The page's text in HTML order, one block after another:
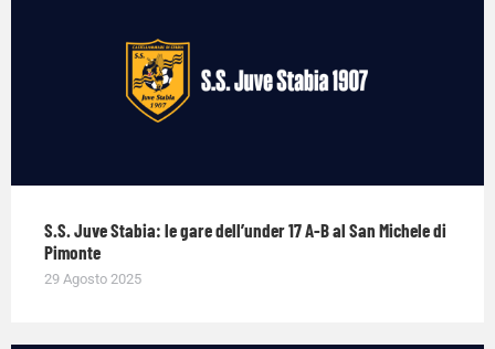
S.S. Juve Stabia: le gare dell’under 17 A-B al San Michele di
Pimonte
29 Agosto 2025